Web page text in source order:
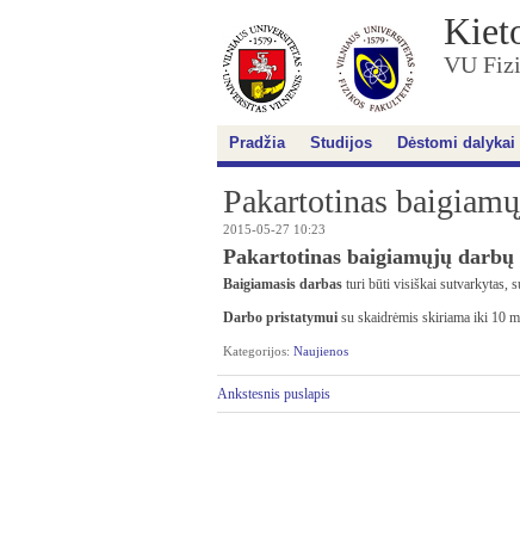
VU
Pradžia Studijos Dėstomi dalykai
Pakartotinas
2015-05-27 10:23
Pakartotinas baigiamųjų darbų
Baigiamasis darbas turi būti visiškai sutvarkytas,
Darbo pristatymui su skaidrėmis skiriama iki 10
Kategorijos: Naujienos
Ankstesnis puslapis